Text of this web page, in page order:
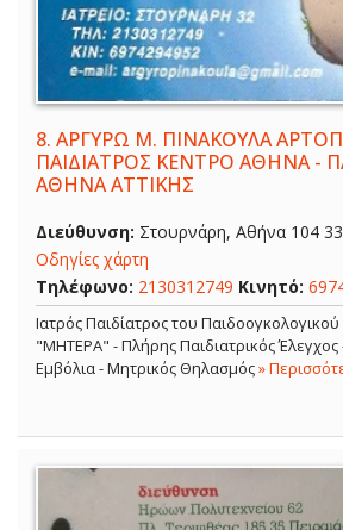
8. ΑΡΓΥΡΩ Μ. ΠΙΝΑΚΟΥΛΑ
ΠΑΙΔΙΑΤΡΟΣ ΚΕΝΤΡΟ ΑΘΗΝΑ -
ΑΘΗΝΑ ΑΤΤΙΚΗΣ
Διεύθυνση: Στουρνάρη, Αθήνα 104
Οδηγίες χάρτη
Τηλέφωνο: 2130312749 Κινητό:
Ιατρός Παιδίατρος του
"ΜΗΤΕΡΑ" - Πλήρης Παιδιατρικός Έλεγχος
Εμβόλια - Μητρικός Θηλασμός»